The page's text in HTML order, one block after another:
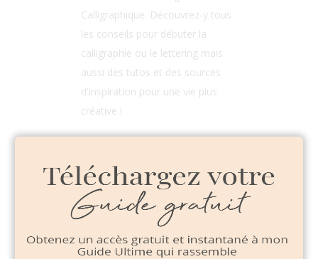
Calligraphique. Découvrez-y tous
les conseils pour débuter la
calligraphie ou le lettering mais
aussi des tutos et des sources
d'inspiration pour une vie plus
créative !